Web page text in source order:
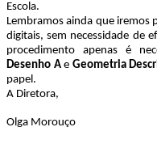
Escola.
Lembramos ainda que iremos
digitais, sem necessidade de
procedimento apenas é
Desenho Ae Geometria
papel.
A Diretora,
Olga Morouço